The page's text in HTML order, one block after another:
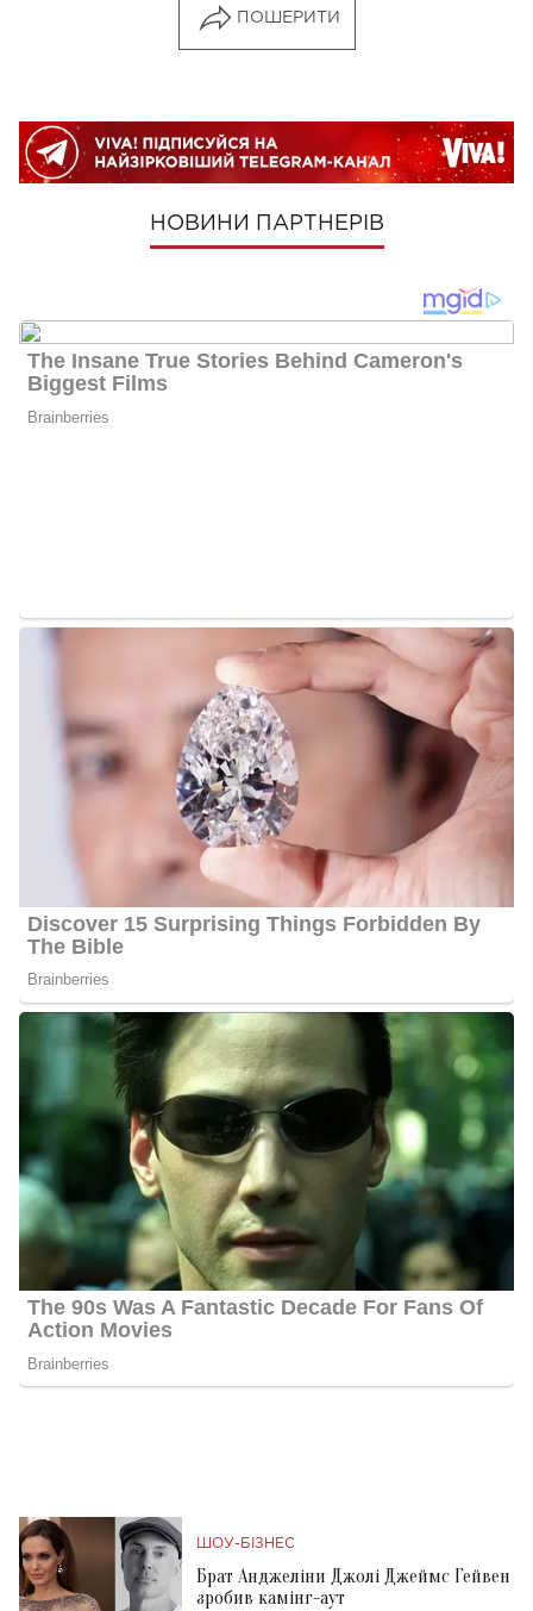
ПОШЕРИТИ
НОВИНИ ПАРТНЕРІВ
ШОУ-БІЗНЕС
Брат Анджеліни Джолі Джеймс Гейвен
зробив камінг-аут